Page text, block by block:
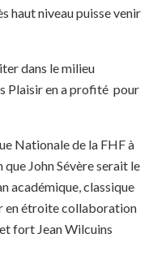
haut niveau puisse venir
dans le milieu
Plaisir en a profité pour
Nationale de la FHF à
John Sévère serait le
académique, classique
en étroite collaboration
fort Jean Wilcuins